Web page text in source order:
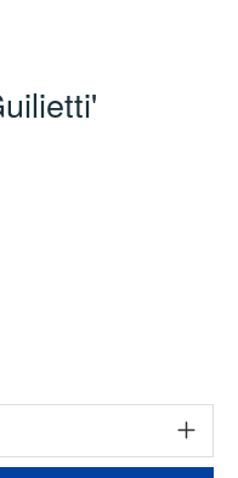
gewünschten